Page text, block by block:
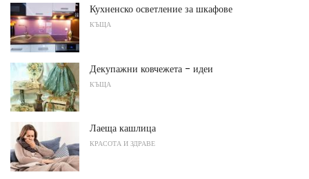
Кухненско осветление за шкафове
КЪЩА
Декупажни ковчежета - идеи
КЪЩА
Лаеща кашлица
КРАСОТА И ЗДРАВЕ